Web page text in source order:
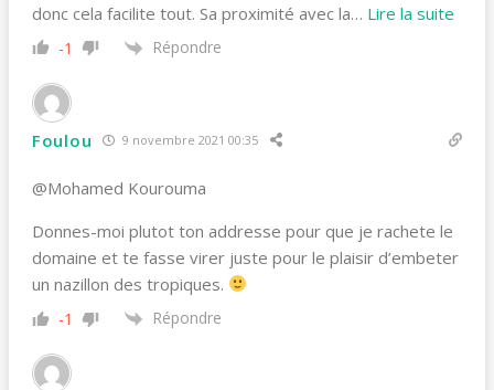
donc cela facilite tout. Sa proximité avec la… Lire la suite
-1 Répondre
Foulou 9 novembre 2021 00:35
@Mohamed Kourouma
Donnes-moi plutot ton addresse pour que je rachete le
domaine et te fasse virer juste pour le plaisir d’embeter
un nazillon des tropiques.
-1 Répondre